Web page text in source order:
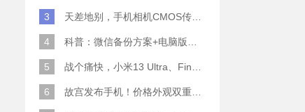
3 天差地别，手机相机CMOS传感器实际面积对比
4 科普：微信备份方案+电脑版丢失数据恢复指南
5 战个痛快，小米13 Ultra、Find X6 Pro、vivo X90 Pro+、小米12SU拍照横评
6 故宫发布手机！价格外观双重逆天！